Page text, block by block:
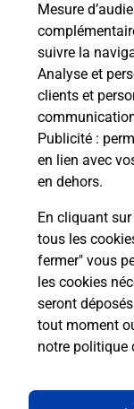
Mesure
suivre la
Analyse et
clients et
Publicité :
en lien avec
en dehors.
En cliquant
tous les
fermer" vous
les cookies
seront
tout moment
notre politique
Boîte aux
Collecte
16 Rue
51340
Itinéraire
Le lien s'ouvre
Localiser Liste
Bignicourt Sur Saulx